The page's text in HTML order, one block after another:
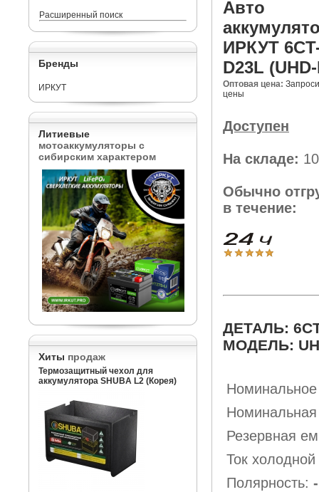
Расширенный поиск
Бренды
ИРКУТ
Литиевые
мотоаккумуляторы с
сибирским характером
Хиты продаж
Термозащитный чехол для
аккумулятора SHUBA L2 (Корея)
Авто
ИРКУТ
D23L
Оптовая цена:
цены
Доступен
На складе: 10
Обычно
в течение:
ДЕТАЛЬ:
МОДЕЛЬ:
Резервная
Ток
Полярность: